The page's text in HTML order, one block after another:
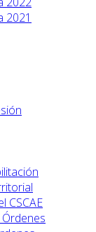
2021
CSCAE